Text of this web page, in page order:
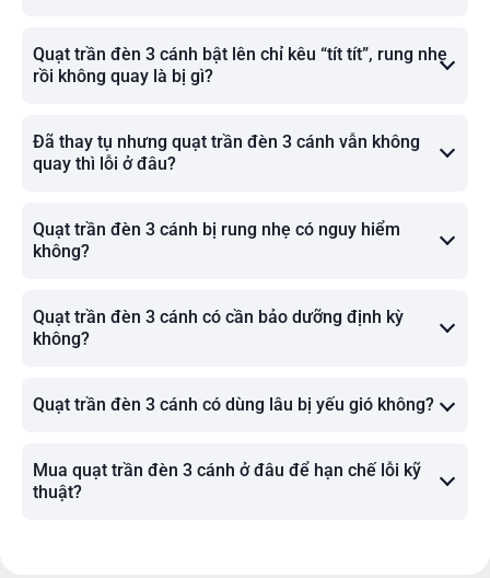
Quạt trần đèn 3 cánh bật lên chỉ kêu “tít tít”, rung nhẹ
rồi không quay là bị gì?
Đã thay tụ nhưng quạt trần đèn 3 cánh vẫn không
quay thì lỗi ở đâu?
Quạt trần đèn 3 cánh bị rung nhẹ có nguy hiểm
không?
Quạt trần đèn 3 cánh có cần bảo dưỡng định kỳ
không?
Quạt trần đèn 3 cánh có dùng lâu bị yếu gió không?
Mua quạt trần đèn 3 cánh ở đâu để hạn chế lỗi kỹ
thuật?